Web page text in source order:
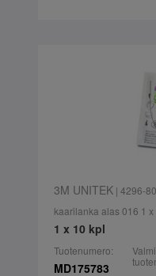
3M UNITEK| 4296-
kaarilanka alas 016 1 x
1 x 10 kpl
Tuotenumero:
MD175783